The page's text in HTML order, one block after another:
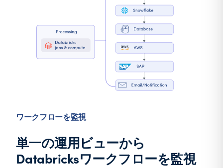
ワークフローを監視
単一の運用ビューから
Databricksワークフローを監視